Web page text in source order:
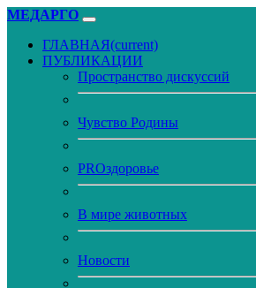
МЕДАРГО
ГЛАВНАЯ(current)
ПУБЛИКАЦИИ
Пространство дискуссий
Чувство Родины
PROздоровье
В мире животных
Новости